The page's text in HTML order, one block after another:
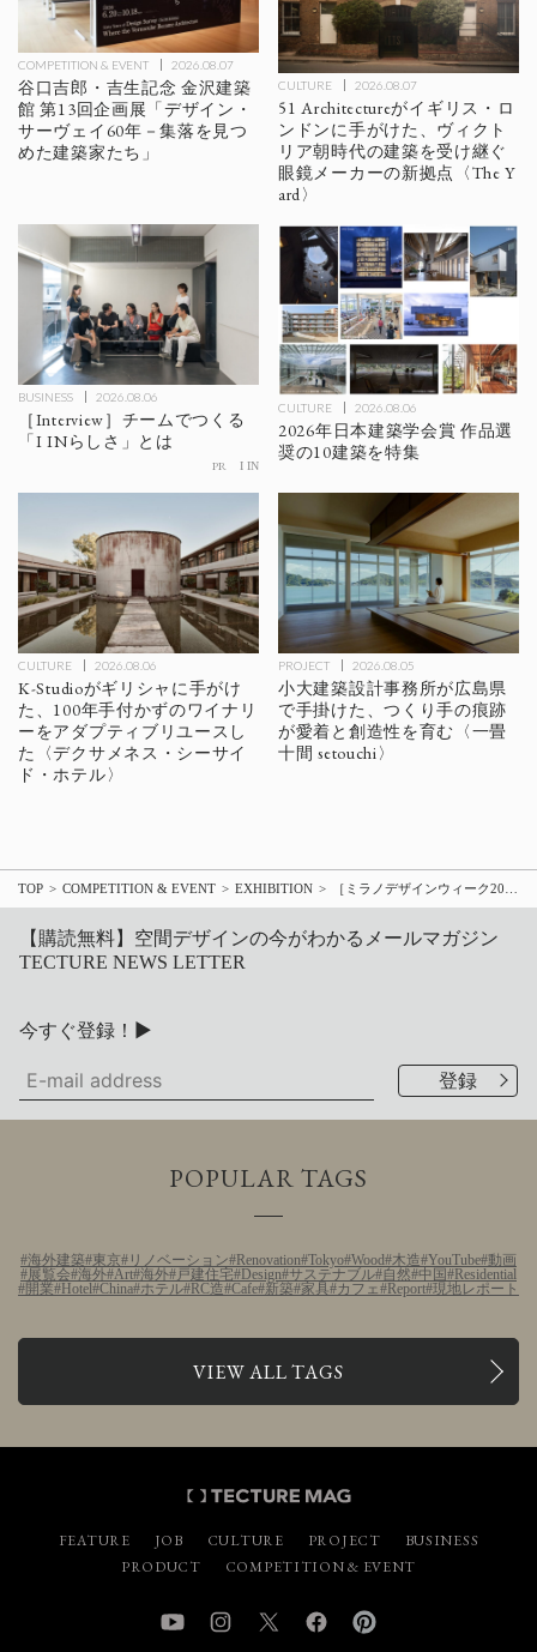
COMPETITION & EVENT 2026.08.07
谷口吉郎・吉生記念 金沢建築
館 第13回企画展「デザイン・
サーヴェイ60年－集落を見つ
めた建築家たち」
CULTURE 2026.08.07
51 Architectureがイギリス・ロ
ンドンに手がけた、ヴィクト
リア朝時代の建築を受け継ぐ
眼鏡メーカーの新拠点〈The Y
ard〉
BUSINESS 2026.08.06
［Interview］チームでつくる
「I INらしさ」とは
PR I IN
CULTURE 2026.08.06
2026年日本建築学会賞 作品選
奨の10建築を特集
CULTURE 2026.08.06
K-Studioがギリシャに手がけ
た、100年手付かずのワイナリ
ーをアダプティブリユースし
た〈デクサメネス・シーサイ
ド・ホテル〉
PROJECT 2026.08.05
小大建築設計事務所が広島県
で手掛けた、つくり手の痕跡
が愛着と創造性を育む〈一畳
十間 setouchi〉
TOP COMPETITION & EVENT EXHIBITION
【購読無料】空間デザインの今がわかるメールマガジン
TECTURE NEWS LETTER
今すぐ登録！▶
POPULAR TAGS
海外建築 東京 リノベーション Renovation Tokyo Wood 木造 YouTube 動画
展覧会 海外 Art 海外 戸建住宅 Design サステナブル 自然 中国 Residential
開業 Hotel China ホテル RC造 Cafe 新築 家具 カフェ Report 現地レポート
VIEW ALL TAGS
FEATURE JOB CULTURE PROJECT
BUSINESS
PRODUCT
COMPETITION & EVENT
YouTube InstagramTwitter Facebook